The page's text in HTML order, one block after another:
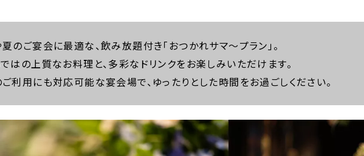
のご宴会に最適な、飲み放題付き「おつかれサマ～プラン」。
はの上質なお料理と、多彩なドリンクをお楽しみいただけます。
利用にも対応可能な宴会場で、ゆったりとした時間をお過ごしください。